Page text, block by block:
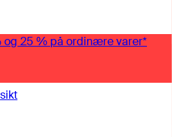
25 % på ordinære varer*